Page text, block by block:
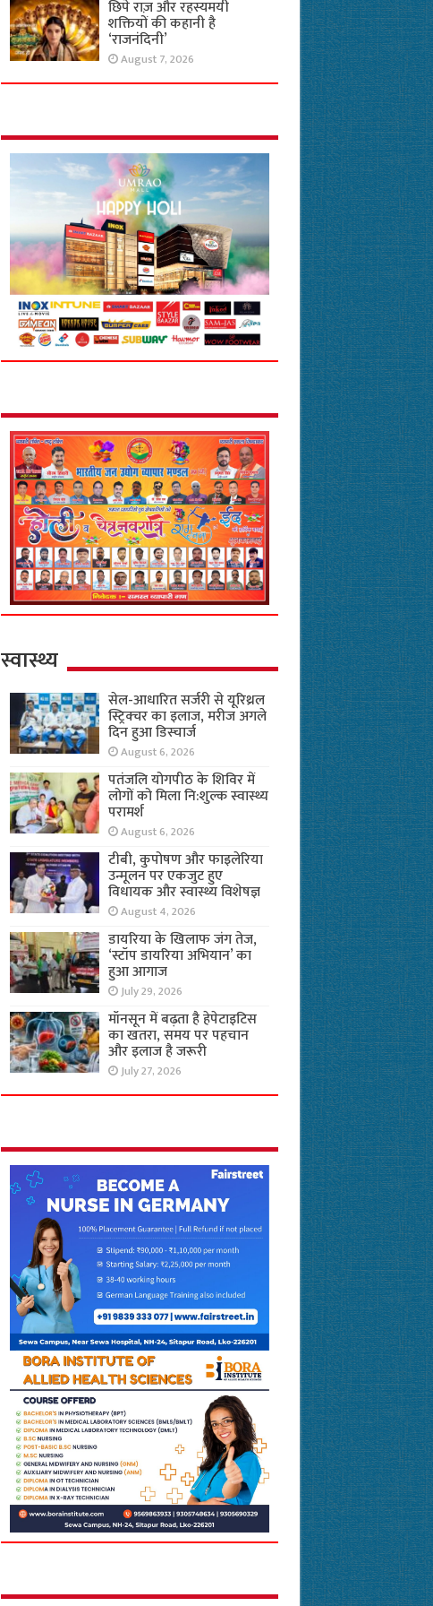
छिपे राज़ और रहस्यमयी
शक्तियों की कहानी है
‘राजनंदिनी’
August 7, 2026
स्वास्थ्य
सेल-आधारित सर्जरी से यूरिथ्रल
स्ट्रिक्चर का इलाज, मरीज अगले
दिन हुआ डिस्चार्ज
August 6, 2026
पतंजलि योगपीठ के शिविर में
लोगों को मिला नि:शुल्क स्वास्थ्य
परामर्श
August 6, 2026
टीबी, कुपोषण और फाइलेरिया
उन्मूलन पर एकजुट हुए
विधायक और स्वास्थ्य विशेषज्ञ
August 4, 2026
डायरिया के खिलाफ जंग तेज,
‘स्टॉप डायरिया अभियान’ का
हुआ आगाज
July 29, 2026
मॉनसून में बढ़ता है हेपेटाइटिस
का खतरा, समय पर पहचान
और इलाज है जरूरी
July 27, 2026